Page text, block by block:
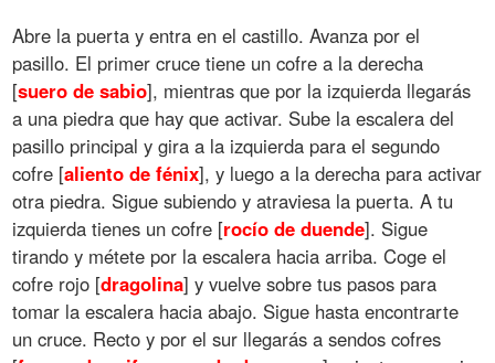
Abre la puerta y entra en el castillo. Avanza por el
pasillo. El primer cruce tiene un cofre a la derecha
[suero de sabio], mientras que por la izquierda llegarás
a una piedra que hay que activar. Sube la escalera del
pasillo principal y gira a la izquierda para el segundo
cofre [aliento de fénix], y luego a la derecha para activar
otra piedra. Sigue subiendo y atraviesa la puerta. A tu
izquierda tienes un cofre [rocío de duende]. Sigue
tirando y métete por la escalera hacia arriba. Coge el
cofre rojo [dragolina] y vuelve sobre tus pasos para
tomar la escalera hacia abajo. Sigue hasta encontrarte
un cruce. Recto y por el sur llegarás a sendos cofres